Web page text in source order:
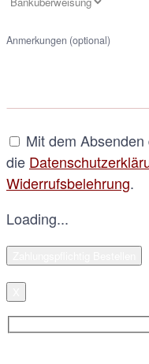
Anmerkungen (optional)
Mit dem
die
Widerrufsbelehrung.
Loading...